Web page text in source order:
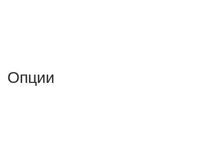
Опции